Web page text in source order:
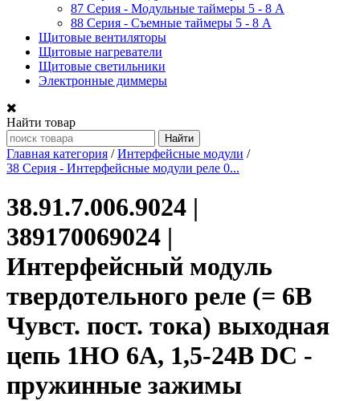
87 Серия - Модульные таймеры 5 - 8 А
88 Серия - Съемные таймеры 5 - 8 A
Щитовые вентиляторы
Щитовые нагреватели
Щитовые светильники
Электронные диммеры
Найти товар
Главная категория / Интерфейсные модули /
38 Cерия - Интерфейсные модули реле 0...
38.91.7.006.9024 |
389170069024 |
Интерфейсный модуль
твердотельного реле (= 6В
Чувст. пост. тока) выходная
цепь 1НО 6А, 1,5-24В DC -
пружинные зажимы